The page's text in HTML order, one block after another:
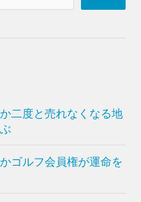
二度と売れなくなる地
ゴルフ会員権が運命を